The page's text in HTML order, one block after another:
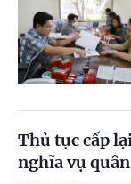
Thủ tục cấp
nghĩa vụ